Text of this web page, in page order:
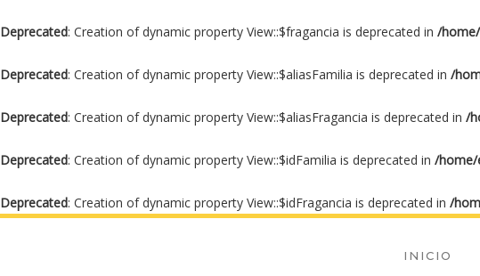
Deprecated: Creation of dynamic property View::$fragancia is deprecated in /
Deprecated: Creation of dynamic property View::$aliasFamilia is deprecated in /
Deprecated: Creation of dynamic property View::$aliasFragancia is deprecated in /
Deprecated: Creation of dynamic property View::$idFamilia is deprecated in /home/
Deprecated: Creation of dynamic property View::$idFragancia is deprecated in /
INICIO